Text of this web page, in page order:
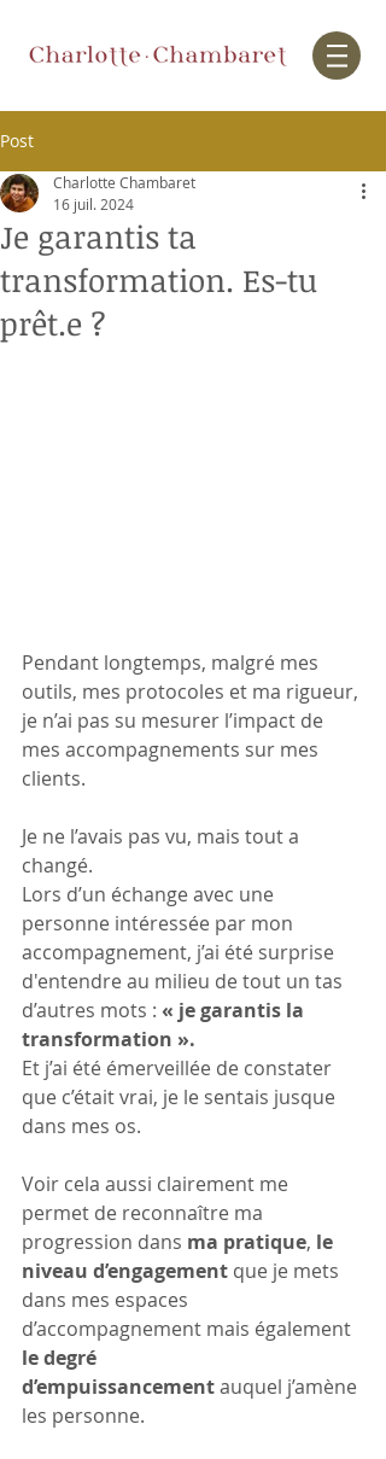
Post
Je garantis ta
transformation. Es-tu
prêt.e ?
Charlotte Chambaret
16 juil. 2024
Pendant longtemps, malgré mes
outils, mes protocoles et ma rigueur,
je n’ai pas su mesurer l’impact de
mes accompagnements sur mes
clients.
Je ne l’avais pas vu, mais tout a
changé.
Lors d’un échange avec une
personne intéressée par mon
accompagnement, j’ai été surprise
d'entendre au milieu de tout un tas
d’autres mots : « je garantis la
transformation ».
Et j’ai été émerveillée de constater
que c’était vrai, je le sentais jusque
dans mes os.
Voir cela aussi clairement me
permet de reconnaître ma
progression dans ma pratique, le
niveau d’engagement que je mets
dans mes espaces
d’accompagnement mais également
le degré
d’empuissancement auquel j’amène
les personne.